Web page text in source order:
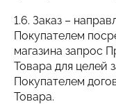
1.6. Заказ –
Покупателем
магазина запрос
Товара для целей
Покупателем
Товара.